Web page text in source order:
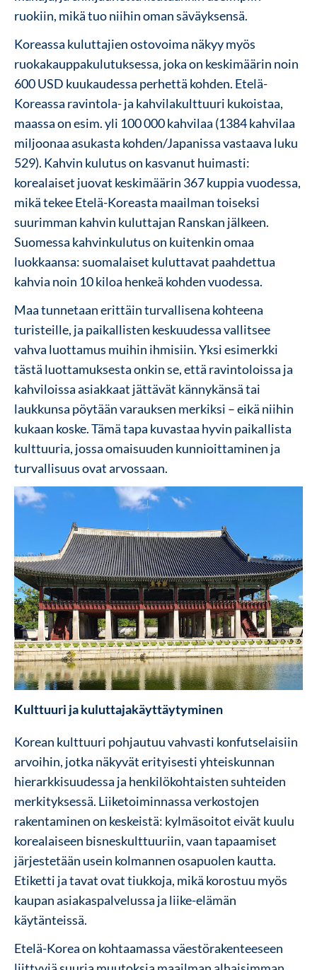
ruokiin, mikä tuo niihin oman säväyksensä.
Koreassa kuluttajien ostovoima näkyy myös
ruokakauppakulutuksessa, joka on keskimäärin noin
600 USD kuukaudessa perhettä kohden. Etelä-
Koreassa ravintola- ja kahvilakulttuuri kukoistaa,
maassa on esim. yli 100 000 kahvilaa (1384 kahvilaa
miljoonaa asukasta kohden/Japanissa vastaava luku
529). Kahvin kulutus on kasvanut huimasti:
korealaiset juovat keskimäärin 367 kuppia vuodessa,
mikä tekee Etelä-Koreasta maailman toiseksi
suurimman kahvin kuluttajan Ranskan jälkeen.
Suomessa kahvinkulutus on kuitenkin omaa
luokkaansa: suomalaiset kuluttavat paahdettua
kahvia noin 10 kiloa henkeä kohden vuodessa.
Maa tunnetaan erittäin turvallisena kohteena
turisteille, ja paikallisten keskuudessa vallitsee
vahva luottamus muihin ihmisiin. Yksi esimerkki
tästä luottamuksesta onkin se, että ravintoloissa ja
kahviloissa asiakkaat jättävät kännykänsä tai
laukkunsa pöytään varauksen merkiksi – eikä niihin
kukaan koske. Tämä tapa kuvastaa hyvin paikallista
kulttuuria, jossa omaisuuden kunnioittaminen ja
turvallisuus ovat arvossaan.
Kulttuuri ja kuluttajakäyttäytyminen
Korean kulttuuri pohjautuu vahvasti konfutselaisiin
arvoihin, jotka näkyvät erityisesti yhteiskunnan
hierarkkisuudessa ja henkilökohtaisten suhteiden
merkityksessä. Liiketoiminnassa verkostojen
rakentaminen on keskeistä: kylmäsoitot eivät kuulu
korealaiseen bisneskulttuuriin, vaan tapaamiset
järjestetään usein kolmannen osapuolen kautta.
Etiketti ja tavat ovat tiukkoja, mikä korostuu myös
kaupan asiakaspalvelussa ja liike-elämän
käytänteissä.
Etelä-Korea on kohtaamassa väestörakenteeseen